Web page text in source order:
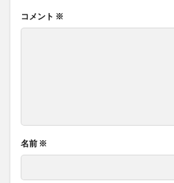
コメント ※
名前 ※